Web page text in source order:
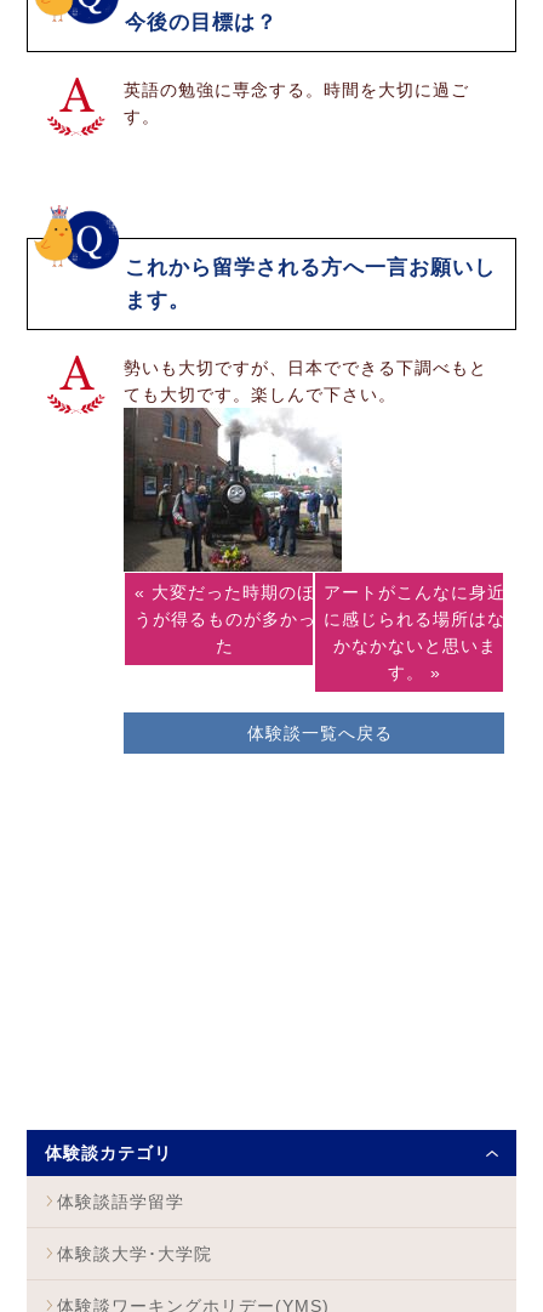
今後の目標は？
英語の勉強に専念する。時間を大切に過ご
す。
これから留学される方へ一言お願いし
ます。
勢いも大切ですが、日本でできる下調べもと
ても大切です。楽しんで下さい。
« 大変だった時期のほ
うが得るものが多かっ
た
体験談一覧へ戻る
アートがこんなに身近
に感じられる場所はな
かなかないと思いま
す。 »
体験談カテゴリ
体験談語学留学
体験談大学･大学院
体験談ワーキングホリデー(YMS)